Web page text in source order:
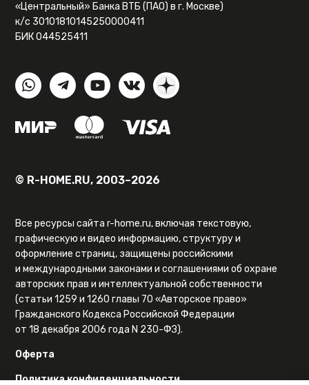
«Центральный» Банка ВТБ (ПАО) в г. Москве)
к/с 30101810145250000411
БИК 044525411
© R-HOME.RU, 2003–2026
Все ресурсы сайта r-home.ru, включая текстовую,
графическую и видео информацию, структуру и
оформление страниц, защищены российскими
и международными законами и соглашениями об охране
авторских прав и интеллектуальной собственности
(статьи 1259 и 1260 главы 70 «Авторское право»
Гражданского Кодекса Российской Федерации
от 18 декабря 2006 года N 230-ФЗ).
Оферта
Политика конфиденциальности